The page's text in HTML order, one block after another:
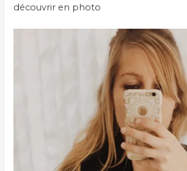
découvrir en photo